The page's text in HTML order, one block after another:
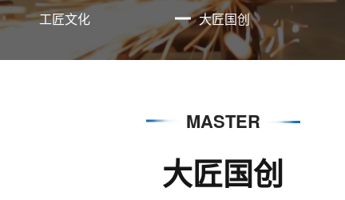
工匠文化 大匠国创
MASTER
大匠国创